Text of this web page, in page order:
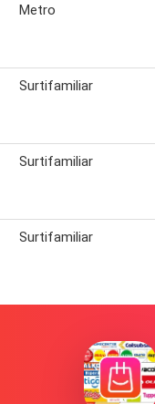
Metro
Surtifamiliar
Surtifamiliar
Surtifamiliar